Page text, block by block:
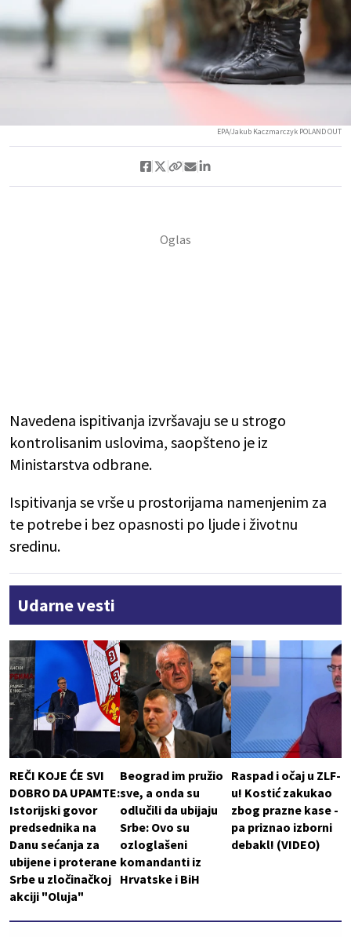
EPA/Jakub Kaczmarczyk POLAND OUT
Navedena ispitivanja izvršavaju se u strogo
kontrolisanim uslovima, saopšteno je iz
Ministarstva odbrane.
Ispitivanja se vrše u prostorijama namenjenim za
te potrebe i bez opasnosti po ljude i životnu
sredinu.
Udarne vesti
REČI KOJE ĆE SVI
DOBRO DA UPAMTE:
Istorijski govor
predsednika na
Danu sećanja za
ubijene i proterane
Srbe u zločinačkoj
akciji "Oluja"
Beograd im pružio
sve, a onda su
odlučili da ubijaju
Srbe: Ovo su
ozloglašeni
komandanti iz
Hrvatske i BiH
Raspad i očaj u ZLF-
u! Kostić zakukao
zbog prazne kase -
pa priznao izborni
debakl! (VIDEO)